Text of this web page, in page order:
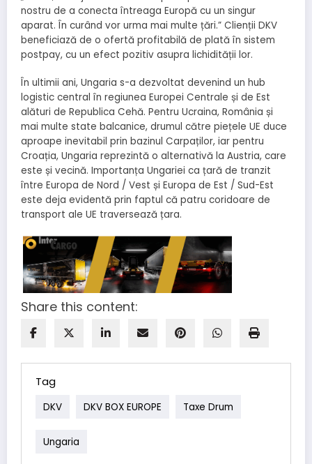
nostru de a conecta întreaga Europă cu un singur
aparat. În curând vor urma mai multe țări.” Clienții DKV
beneficiază de o ofertă profitabilă de plată în sistem
postpay, cu un efect pozitiv asupra lichidității lor.
În ultimii ani, Ungaria s-a dezvoltat devenind un hub
logistic central în regiunea Europei Centrale și de Est
alături de Republica Cehă. Pentru Ucraina, România și
mai multe state balcanice, drumul către piețele UE duce
aproape inevitabil prin bazinul Carpaților, iar pentru
Croația, Ungaria reprezintă o alternativă la Austria, care
este și vecină. Importanța Ungariei ca țară de tranzit
între Europa de Nord / Vest și Europa de Est / Sud-Est
este deja evidentă prin faptul că patru coridoare de
transport ale UE traversează țara.
Share this content:
Tag
DKV DKV BOX EUROPE Taxe Drum
Ungaria